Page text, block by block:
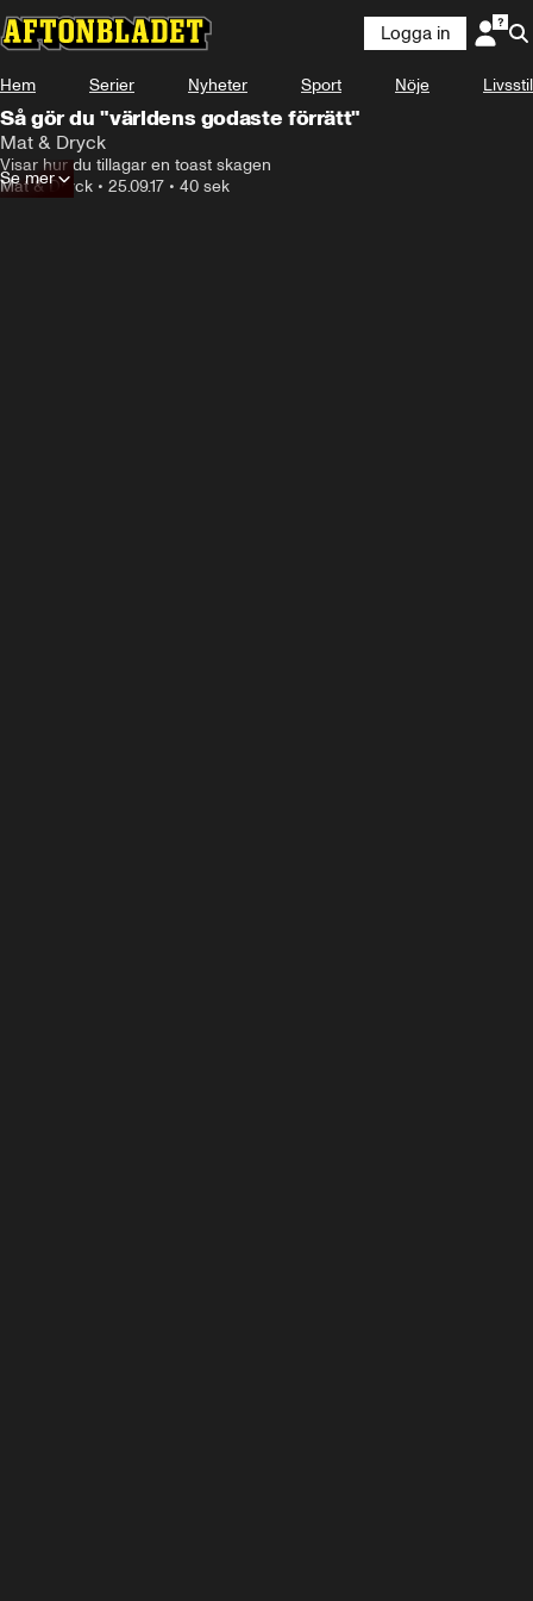
Logga in
Hem Serier Nyheter Sport Nöje Livsstil
Så gör du "världens godaste förrätt"
Mat & Dryck
Visar hur du tillagar en toast skagen
Mat & Dryck • 25.09.17 • 40 sek
Se mer